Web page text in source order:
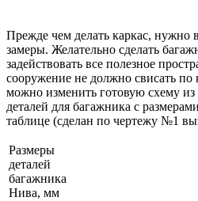
Прежде чем делать каркас, нужно
замеры. Желательно сделать
задействовать все полезное
сооружение не должно свисать
можно изменить готовую схему
деталей для багажника с
таблице (сделан по чертежу №1
Размеры
деталей
багажника
Нива, мм